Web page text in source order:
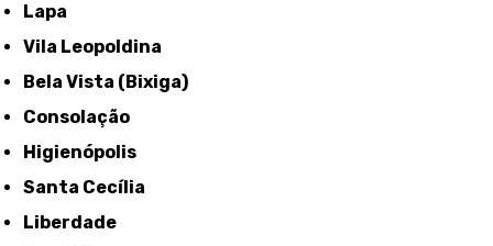
Lapa
Vila Leopoldina
Bela Vista (Bixiga)
Consolação
Higienópolis
Santa Cecília
Liberdade